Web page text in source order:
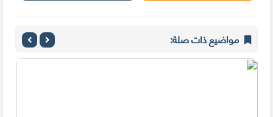
مواضيع ذات صلة: